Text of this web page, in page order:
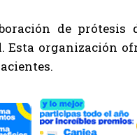
de prótesis
organización